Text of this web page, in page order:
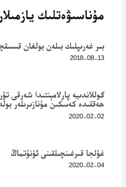
مۇناسىۋەتلىك يازمىلار
بىر غەرىپلىك بىلەن بولغان
2018-08-13
گوللاندىيە پارلامېنتىدا شەرقى
ھەققىدە كەسكىن مۇنازىرىلەر
2020-02-02
غۇلجا قىرغىنچىلقىنى ئۇنۇتماڭ
2020-02-04